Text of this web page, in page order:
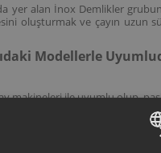
yer alan İnox Demlikler
oluşturmak ve çayın uzun
Modellerle
makineleri ile uyumlu olup,